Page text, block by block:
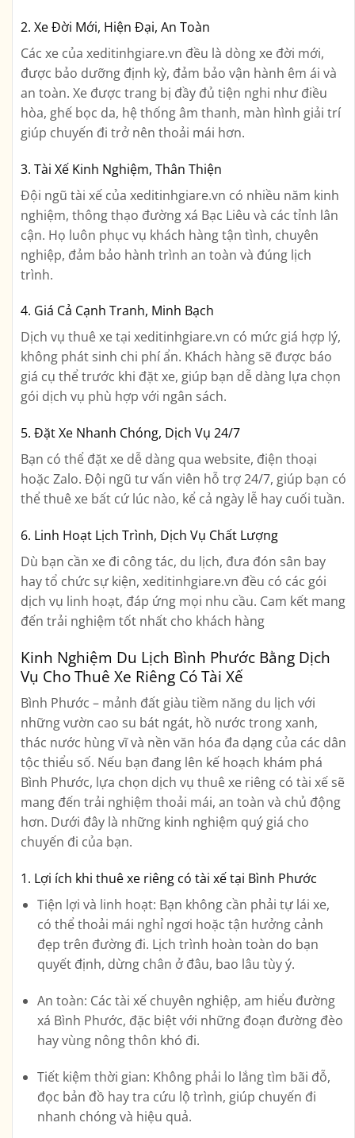
2. Xe Đời Mới, Hiện Đại, An Toàn
Các xe của xeditinhgiare.vn đều là dòng xe đời mới,
được bảo dưỡng định kỳ, đảm bảo vận hành êm ái và
an toàn. Xe được trang bị đầy đủ tiện nghi như điều
hòa, ghế bọc da, hệ thống âm thanh, màn hình giải trí
giúp chuyến đi trở nên thoải mái hơn.
3. Tài Xế Kinh Nghiệm, Thân Thiện
Đội ngũ tài xế của xeditinhgiare.vn có nhiều năm kinh
nghiệm, thông thạo đường xá Bạc Liêu và các tỉnh lân
cận. Họ luôn phục vụ khách hàng tận tình, chuyên
nghiệp, đảm bảo hành trình an toàn và đúng lịch
trình.
4. Giá Cả Cạnh Tranh, Minh Bạch
Dịch vụ thuê xe tại xeditinhgiare.vn có mức giá hợp lý,
không phát sinh chi phí ẩn. Khách hàng sẽ được báo
giá cụ thể trước khi đặt xe, giúp bạn dễ dàng lựa chọn
gói dịch vụ phù hợp với ngân sách.
5. Đặt Xe Nhanh Chóng, Dịch Vụ 24/7
Bạn có thể đặt xe dễ dàng qua website, điện thoại
hoặc Zalo. Đội ngũ tư vấn viên hỗ trợ 24/7, giúp bạn có
thể thuê xe bất cứ lúc nào, kể cả ngày lễ hay cuối tuần.
6. Linh Hoạt Lịch Trình, Dịch Vụ Chất Lượng
Dù bạn cần xe đi công tác, du lịch, đưa đón sân bay
hay tổ chức sự kiện, xeditinhgiare.vn đều có các gói
dịch vụ linh hoạt, đáp ứng mọi nhu cầu. Cam kết mang
đến trải nghiệm tốt nhất cho khách hàng
Kinh Nghiệm Du Lịch Bình Phước Bằng Dịch
Vụ Cho Thuê Xe Riêng Có Tài Xế
Bình Phước – mảnh đất giàu tiềm năng du lịch với
những vườn cao su bát ngát, hồ nước trong xanh,
thác nước hùng vĩ và nền văn hóa đa dạng của các dân
tộc thiểu số. Nếu bạn đang lên kế hoạch khám phá
Bình Phước, lựa chọn dịch vụ thuê xe riêng có tài xế sẽ
mang đến trải nghiệm thoải mái, an toàn và chủ động
hơn. Dưới đây là những kinh nghiệm quý giá cho
chuyến đi của bạn.
1. Lợi ích khi thuê xe riêng có tài xế tại Bình Phước
Tiện lợi và linh hoạt: Bạn không cần phải tự lái xe,
có thể thoải mái nghỉ ngơi hoặc tận hưởng cảnh
đẹp trên đường đi. Lịch trình hoàn toàn do bạn
quyết định, dừng chân ở đâu, bao lâu tùy ý.
An toàn: Các tài xế chuyên nghiệp, am hiểu đường
xá Bình Phước, đặc biệt với những đoạn đường đèo
hay vùng nông thôn khó đi.
Tiết kiệm thời gian: Không phải lo lắng tìm bãi đỗ,
đọc bản đồ hay tra cứu lộ trình, giúp chuyến đi
nhanh chóng và hiệu quả.